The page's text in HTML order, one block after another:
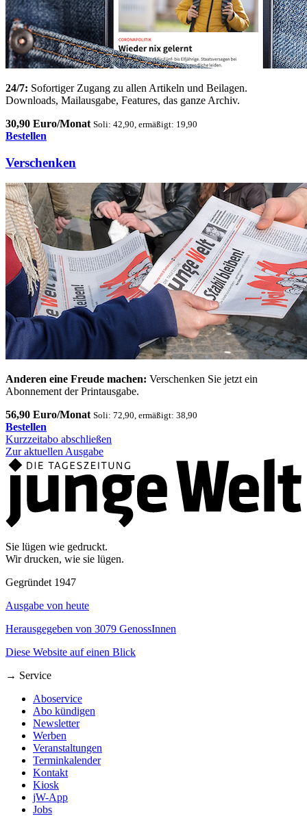
24/7: Sofortiger Zugang zu allen Artikeln und Beilagen.
Downloads, Mailausgabe, Features, das ganze Archiv.
30,90 Euro/Monat Soli: 42,90, ermäßigt: 19,90
Bestellen
Verschenken
Anderen eine Freude machen: Verschenken Sie jetzt ein
Abonnement der Printausgabe.
56,90 Euro/Monat Soli: 72,90, ermäßigt: 38,90
Bestellen
Kurzzeitabo abschließen
Zur aktuellen Ausgabe
Sie lügen wie gedruckt.
Wir drucken, wie sie lügen.
Gegründet 1947
Ausgabe von heute
Herausgegeben von 3079 GenossInnen
Diese Website auf einen Blick
→ Service
Aboservice
Abo kündigen
Newsletter
Werben
Veranstaltungen
Terminkalender
Kontakt
Kiosk
jW-App
Jobs